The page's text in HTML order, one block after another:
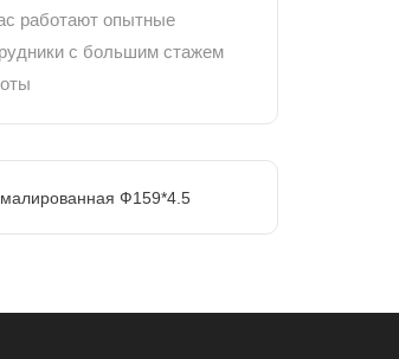
работают опытные
с большим стажем
Ф159*4.5